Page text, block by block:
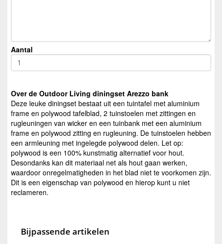
Aantal
Over de Outdoor Living diningset Arezzo bank
Deze leuke diningset bestaat uit een tuintafel met aluminium
frame en polywood tafelblad, 2 tuinstoelen met zittingen en
rugleuningen van wicker en een tuinbank met een aluminium
frame en polywood zitting en rugleuning. De tuinstoelen hebben
een armleuning met ingelegde polywood delen. Let op:
polywood is een 100% kunstmatig alternatief voor hout.
Desondanks kan dit materiaal net als hout gaan werken,
waardoor onregelmatigheden in het blad niet te voorkomen zijn.
Dit is een eigenschap van polywood en hierop kunt u niet
reclameren.
Bijpassende artikelen